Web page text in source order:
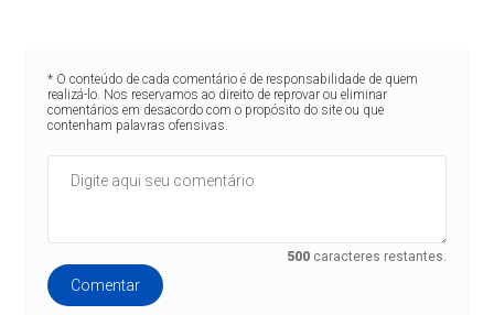
* O conteúdo de cada comentário é de responsabilidade de quem
realizá-lo. Nos reservamos ao direito de reprovar ou eliminar
comentários em desacordo com o propósito do site ou que
contenham palavras ofensivas.
500 caracteres restantes.
Comentar